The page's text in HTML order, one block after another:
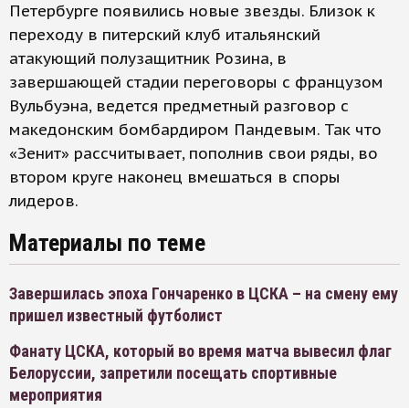
Петербурге появились новые звезды. Близок к
переходу в питерский клуб итальянский
атакующий полузащитник Розина, в
завершающей стадии переговоры с французом
Вульбуэна, ведется предметный разговор с
македонским бомбардиром Пандевым. Так что
«Зенит» рассчитывает, пополнив свои ряды, во
втором круге наконец вмешаться в споры
лидеров.
Материалы по теме
Завершилась эпоха Гончаренко в ЦСКА – на смену ему
пришел известный футболист
Фанату ЦСКА, который во время матча вывесил флаг
Белоруссии, запретили посещать спортивные
мероприятия